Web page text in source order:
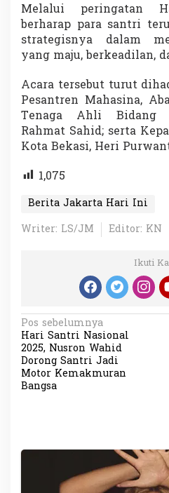
Melalui peringatan
berharap para santri
strategisnya dalam
yang maju, berkeadilan,
Acara tersebut turut
Pesantren Mahasina,
Tenaga Ahli Bidang
Rahmat Sahid; serta
Kota Bekasi, Heri
1,075
Berita Jakarta Hari Ini
Writer: LS/JM
Editor: KN
Ikuti
N
a
v
i
s
Pos sebelumnya
Hari Santri Nasional
2025, Nusron Wahid
Dorong Santri Jadi
Motor Kemakmuran
Bangsa